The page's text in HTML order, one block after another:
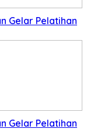
Gelar Pelatihan
Gelar Pelatihan